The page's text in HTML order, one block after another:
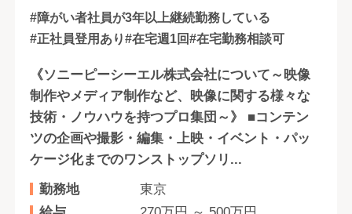
#障がい者社員が3年以上継続勤務している
#正社員登用あり#在宅週1回#在宅勤務相談可
《ソニーピーシーエル株式会社について～映像
制作やメディア制作など、映像に関する様々な
技術・ノウハウを持つプロ集団～》 ■コンテン
ツの企画や撮影・編集・上映・イベント・パッ
ケージ化までのワンストップソリ...
勤務地
東京